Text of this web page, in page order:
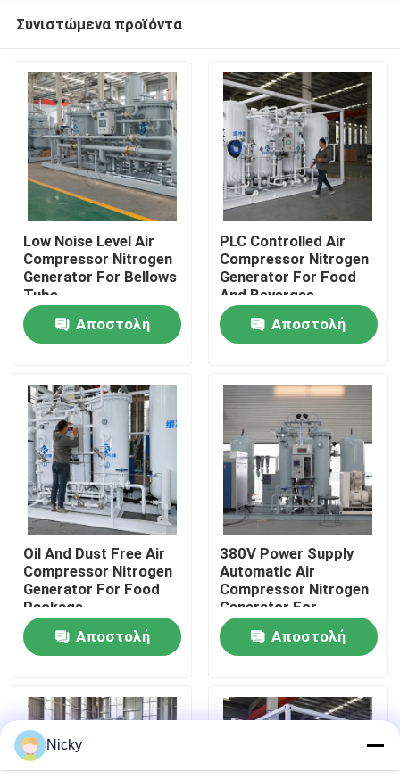
Σπίτι
Προϊόντα
Επισκεψή εργοστασίου
Έλεγχος ποιότητας
Επικοινωνήστε μαζί μας
Ειδήσεις
Ζητήστε μια προσφορά
Παραγωγοί αζώτου PSA
Γεννήτρια αζώτου υψηλής αγνότητας
Συνιστώμενα προϊόντα
Low Noise Level Air
Compressor Nitrogen
Generator For Bellows
Tube
Αποστολή
PLC Controlled Air
Compressor Nitrogen
Generator For Food
And Bevergae
Αποστολή
Oil And Dust Free Air
Compressor Nitrogen
Generator For Food
Package
Αποστολή
380V Power Supply
Automatic Air
Compressor Nitrogen
Generator For
Beverage Filling
Αποστολή
Nicky